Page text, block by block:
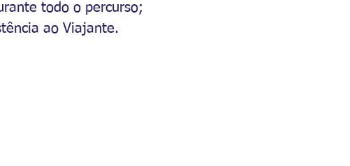
todo o percurso;
ao Viajante.